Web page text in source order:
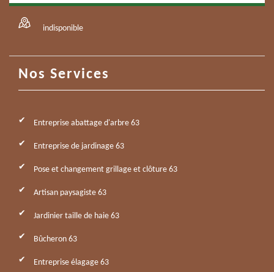
indisponible
Nos Services
Entreprise abattage d'arbre 63
Entreprise de jardinage 63
Pose et changement grillage et clôture 63
Artisan paysagiste 63
Jardinier taille de haie 63
Bûcheron 63
Entreprise élagage 63